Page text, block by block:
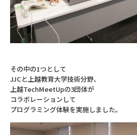
その中の1つとして
JJCと上越教育大学技術分野、
上越TechMeetUpの3団体が
コラボレーションして
プログラミング体験を実施しました。